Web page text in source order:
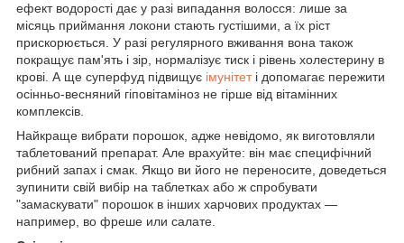
ефект водорості дає у разі випадання волосся: лише за
місяць приймання локони стають густішими, а їх ріст
прискорюється. У разі регулярного вживання вона також
покращує пам'ять і зір, нормалізує тиск і рівень холестерину в
крові. А ще суперфуд підвищує імунітеті допомагає пережити
осінньо-весняний гіповітаміноз не гірше від вітамінних
комплексів.
Найкраще вибрати порошок, адже невідомо, як виготовляли
таблетований препарат. Але врахуйте: він має специфічний
рибний запах і смак. Якщо ви його не переносите, доведеться
зупинити свій вибір на таблетках або ж спробувати
"замаскувати" порошок в інших харчових продуктах —
например, во фреше или салате.